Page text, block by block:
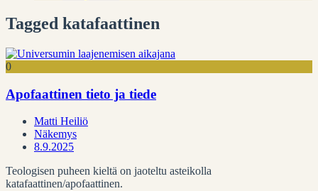
Tagged katafaattinen
0
Apofaattinen tieto ja tiede
Matti Heiliö
Näkemys
8.9.2025
Teologisen puheen kieltä on jaoteltu asteikolla
katafaattinen/apofaattinen.